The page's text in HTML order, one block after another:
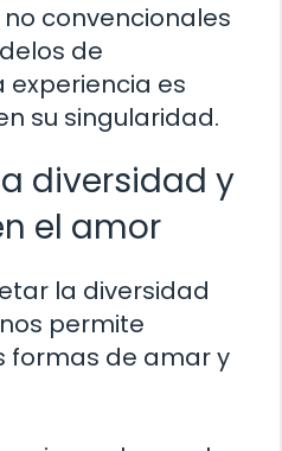
convencionales
de
experiencia es
su singularidad.
diversidad y
el amor
la diversidad
permite
formas de amar y